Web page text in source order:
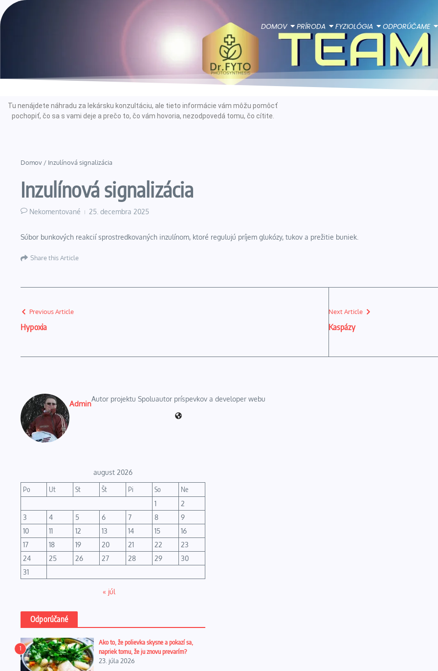
DOMOV PRÍRODA FYZIOLÓGIA ODPORÚČAME
Tu nenájdete náhradu za lekársku konzultáciu, ale tieto informácie vám môžu pomôcť
pochopiť, čo sa s vami deje a prečo to, čo vám hovoria, nezodpovedá tomu, čo cítite.
Domov / Inzulínová signalizácia
Inzulínová signalizácia
Nekomentované 25. decembra 2025
Súbor bunkových reakcií sprostredkovaných inzulínom, ktoré regulujú príjem glukózy, tukov a prežitie buniek.
Share this Article
Previous Article
Hypoxia
Next Article
Kaspázy
Admin
Autor projektu Spoluautor príspevkov a developer webu
august 2026
Po Ut St Št Pi So
Ne
1
2
3
4 5 6 7 8
9
10
11 12 13 14 15
16
17
18 19 20 21 22
23
24
25 26 27 28 29
30
31
« júl
Odporúčané
1
Ako to, že polievka skysne a pokazí sa,
napriek tomu, že ju znovu prevarím?
23. júla 2026